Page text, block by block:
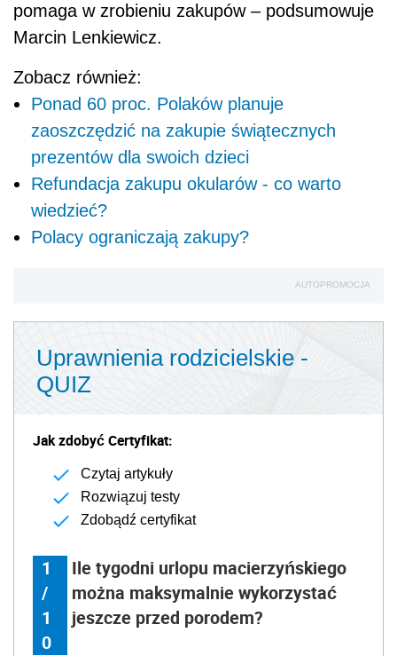
pomaga w zrobieniu zakupów – podsumowuje
Marcin Lenkiewicz.
Zobacz również:
Ponad 60 proc. Polaków planuje
zaoszczędzić na zakupie świątecznych
prezentów dla swoich dzieci
Refundacja zakupu okularów - co warto
wiedzieć?
Polacy ograniczają zakupy?
AUTOPROMOCJA
Uprawnienia rodzicielskie -
QUIZ
Jak zdobyć Certyfikat:
Czytaj artykuły
Rozwiązuj testy
Zdobądź certyfikat
1
/
1
0
Ile tygodni urlopu macierzyńskiego
można maksymalnie wykorzystać
jeszcze przed porodem?